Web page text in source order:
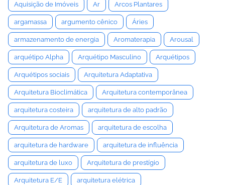
Aquisição de Imóveis Ar Arcos Plantares
argamassa argumento cênico Áries
armazenamento de energia Aromaterapia Arousal
arquétipo Alpha Arquétipo Masculino Arquétipos
Arquétipos sociais Arquitetura Adaptativa
Arquitetura Bioclimática Arquitetura contemporânea
arquitetura costeira arquitetura de alto padrão
Arquitetura de Aromas arquitetura de escolha
arquitetura de hardware arquitetura de influência
arquitetura de luxo Arquitetura de prestígio
Arquitetura E/E arquitetura elétrica